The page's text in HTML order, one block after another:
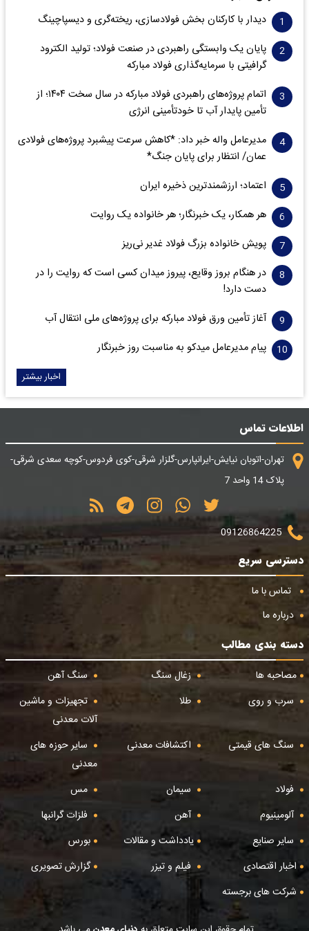
دیدار با کارکنان بخش فولادسازی، ریخته‌گری و دیسپاچینگ
پایان یک وابستگی راهبردی در صنعت فولاد؛ تولید الکترود
گرافیتی با سرمایه‌گذاری فولاد مبارکه
اتمام پروژه‌های راهبردی فولاد مبارکه در سال سخت ۱۴۰۴؛ از
تأمین پایدار آب تا خودتأمینی انرژی
مدیرعامل واله خبر داد: *کاهش سرعت پیشبرد پروژه‌های فولادی
عمان/ انتظار برای پایان جنگ*
اعتماد؛ ارزشمندترین ذخیره ایران
هر همکار، یک خبرنگار؛ هر خانواده یک روایت
پویش خانواده بزرگ فولاد غدیر نی‌ریز
در هنگام بروز وقایع، پیروز میدان کسی است که روایت را در
دست دارد!
آغاز تأمین ورق فولاد مبارکه برای پروژه‌های ملی انتقال آب
پیام مدیرعامل میدکو به مناسبت روز خبرنگار
اخبار بیشتر
اطلاعات تماس
تهران-اتوبان نیایش-ایرانپارس-گلزار شرقی-کوی فردوس-کوچه سعدی شرقی-
پلاک 14 واحد 7
09126864225
دسترسی سریع
تماس با ما
درباره ما
دسته بندی مطالب
مصاحبه ها
زغال سنگ
سنگ آهن
سرب و روی
طلا
تجهیزات و ماشین
آلات معدنی
سنگ های قیمتی
اکتشافات معدنی
سایر حوزه های
معدنی
فولاد
سیمان
مس
آلومینیوم
آهن
فلزات گرانبها
سایر صنایع
یادداشت و مقالات
بورس
اخبار اقتصادی
فیلم و تیزر
گزارش تصویری
شرکت های برجسته